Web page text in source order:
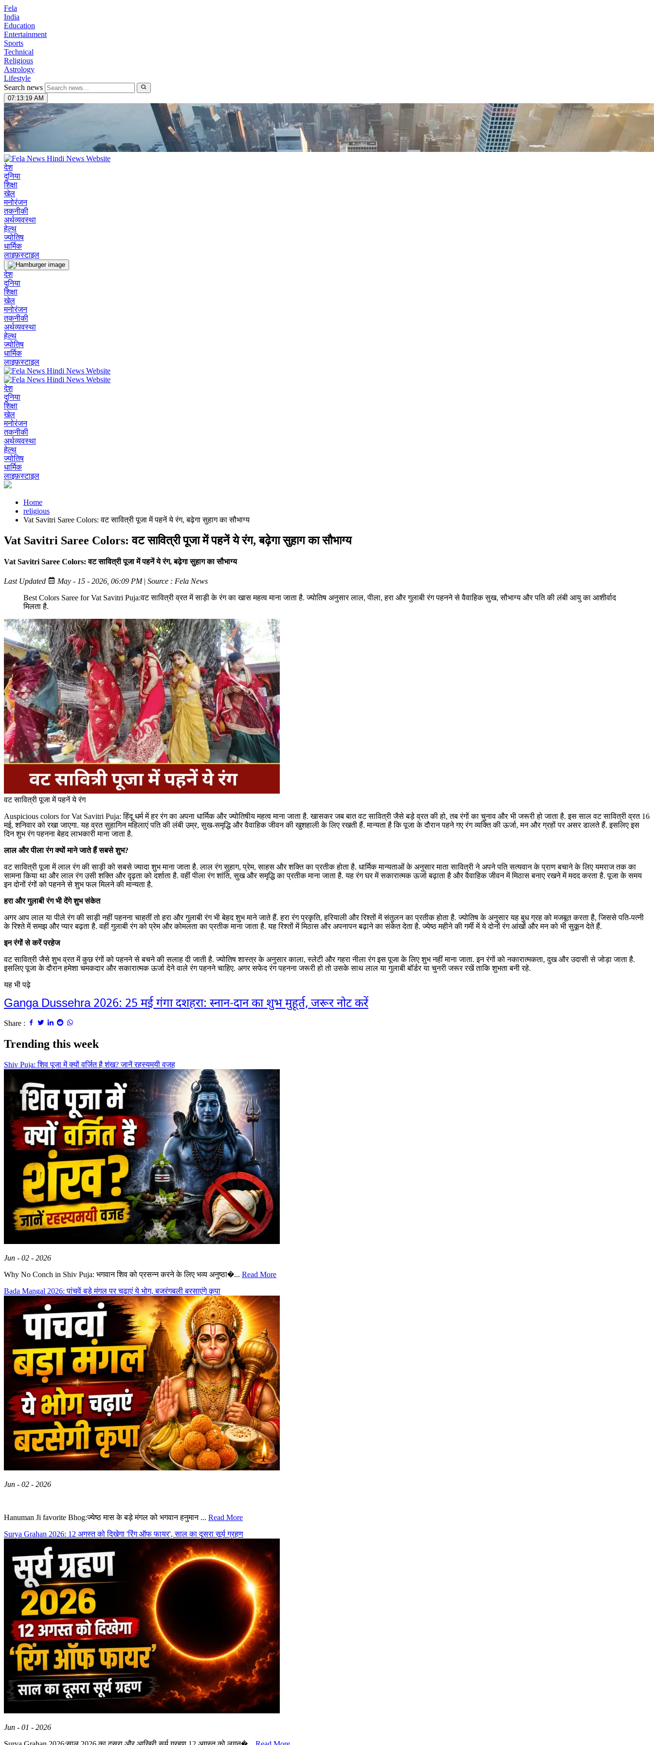
Fela
India
Education
Entertainment
Sports
Technical
Religious
Astrology
Lifestyle
Search news
07:13:20 AM
देश
दुनिया
शिक्षा
खेल
मनोरंजन
तकनीकी
अर्थव्यवस्था
हेल्थ
ज्योतिष
धार्मिक
लाइफ़स्टाइल
देश
दुनिया
शिक्षा
खेल
मनोरंजन
तकनीकी
अर्थव्यवस्था
हेल्थ
ज्योतिष
धार्मिक
लाइफ़स्टाइल
देश
दुनिया
शिक्षा
खेल
मनोरंजन
तकनीकी
अर्थव्यवस्था
हेल्थ
ज्योतिष
धार्मिक
लाइफ़स्टाइल
Home
religious
Vat Savitri Saree Colors: वट सावित्री पूजा में पहनें ये रंग, बढ़ेगा सुहाग का सौभाग्य
Vat Savitri Saree Colors: वट सावित्री पूजा में पहनें ये रंग, बढ़ेगा सुहाग का सौभाग्य
Vat Savitri Saree Colors: वट सावित्री पूजा में पहनें ये रंग, बढ़ेगा सुहाग का सौभाग्य
Last Updated May - 15 - 2026, 06:09 PM| Source : Fela News
Best Colors Saree for Vat Savitri Puja:वट सावित्री व्रत में साड़ी के रंग का खास महत्व माना जाता है. ज्योतिष अनुसार लाल, पीला, हरा और गुलाबी रंग पहनने से वैवाहिक सुख, सौभाग्य और पति की लंबी आयु का आशीर्वाद
मिलता है.
वट सावित्री पूजा में पहनें ये रंग
Auspicious colors for Vat Savitri Puja: हिंदू धर्म में हर रंग का अपना धार्मिक और ज्योतिषीय महत्व माना जाता है. खासकर जब बात वट सावित्री जैसे बड़े व्रत की हो, तब रंगों का चुनाव और भी जरूरी हो जाता है. इस साल वट सावित्री व्रत 16
मई, शनिवार को रखा जाएगा. यह व्रत सुहागिन महिलाएं पति की लंबी उम्र, सुख-समृद्धि और वैवाहिक जीवन की खुशहाली के लिए रखती हैं. मान्यता है कि पूजा के दौरान पहने गए रंग व्यक्ति की ऊर्जा, मन और ग्रहों पर असर डालते हैं. इसलिए इस
दिन शुभ रंग पहनना बेहद लाभकारी माना जाता है.
लाल और पीला रंग क्यों माने जाते हैं सबसे शुभ?
वट सावित्री पूजा में लाल रंग की साड़ी को सबसे ज्यादा शुभ माना जाता है. लाल रंग सुहाग, प्रेम, साहस और शक्ति का प्रतीक होता है. धार्मिक मान्यताओं के अनुसार माता सावित्री ने अपने पति सत्यवान के प्राण बचाने के लिए यमराज तक का
सामना किया था और लाल रंग उसी शक्ति और दृढ़ता को दर्शाता है. वहीं पीला रंग शांति, सुख और समृद्धि का प्रतीक माना जाता है. यह रंग घर में सकारात्मक ऊर्जा बढ़ाता है और वैवाहिक जीवन में मिठास बनाए रखने में मदद करता है. पूजा के समय
इन दोनों रंगों को पहनने से शुभ फल मिलने की मान्यता है.
हरा और गुलाबी रंग भी देंगे शुभ संकेत
अगर आप लाल या पीले रंग की साड़ी नहीं पहनना चाहतीं तो हरा और गुलाबी रंग भी बेहद शुभ माने जाते हैं. हरा रंग प्रकृति, हरियाली और रिश्तों में संतुलन का प्रतीक होता है. ज्योतिष के अनुसार यह बुध ग्रह को मजबूत करता है, जिससे पति-पत्नी
के रिश्ते में समझ और प्यार बढ़ता है. वहीं गुलाबी रंग को प्रेम और कोमलता का प्रतीक माना जाता है. यह रिश्तों में मिठास और अपनापन बढ़ाने का संकेत देता है. ज्येष्ठ महीने की गर्मी में ये दोनों रंग आंखों और मन को भी सुकून देते हैं.
इन रंगों से करें परहेज
वट सावित्री जैसे शुभ व्रत में कुछ रंगों को पहनने से बचने की सलाह दी जाती है. ज्योतिष शास्त्र के अनुसार काला, स्लेटी और गहरा नीला रंग इस पूजा के लिए शुभ नहीं माना जाता. इन रंगों को नकारात्मकता, दुख और उदासी से जोड़ा जाता है.
इसलिए पूजा के दौरान हमेशा चमकदार और सकारात्मक ऊर्जा देने वाले रंग पहनने चाहिए. अगर सफेद रंग पहनना जरूरी हो तो उसके साथ लाल या गुलाबी बॉर्डर या चुनरी जरूर रखें ताकि शुभता बनी रहे.
यह भी पढ़े
Ganga Dussehra 2026: 25 मई गंगा दशहरा: स्नान-दान का शुभ मुहूर्त, जरूर नोट करें
Share :
Trending this week
Shiv Puja: शिव पूजा में क्यों वर्जित है शंख? जानें रहस्यमयी वजह
Jun - 02 - 2026
Why No Conch in Shiv Puja: भगवान शिव को प्रसन्न करने के लिए भव्य अनुष्ठा�... Read More
Bada Mangal 2026: पांचवें बड़े मंगल पर चढ़ाएं ये भोग, बजरंगबली बरसाएंगे कृपा
Jun - 02 - 2026
Hanuman Ji favorite Bhog:ज्येष्ठ मास के बड़े मंगल को भगवान हनुमान ... Read More
Surya Grahan 2026: 12 अगस्त को दिखेगा 'रिंग ऑफ फायर', साल का दूसरा सूर्य ग्रहण
Jun - 01 - 2026